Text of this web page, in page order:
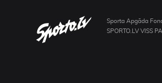
Sporta Apgāda
SPORTO.LV VISS